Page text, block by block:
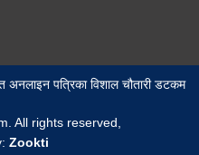
अनलाइन पत्रिका विशाल चौतारी डटकम
All rights reserved,
Zookti